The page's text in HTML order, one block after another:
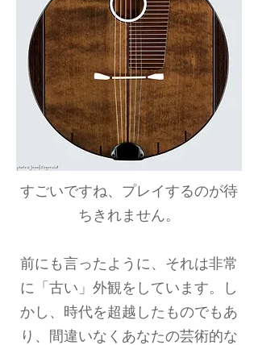
すごいですね、プレイするのが待
ちきれません。
前にも言ったように、それは非常
に「古い」外観をしています。し
かし、時代を超越したものでもあ
り、間違いなくあなたの芸術的な